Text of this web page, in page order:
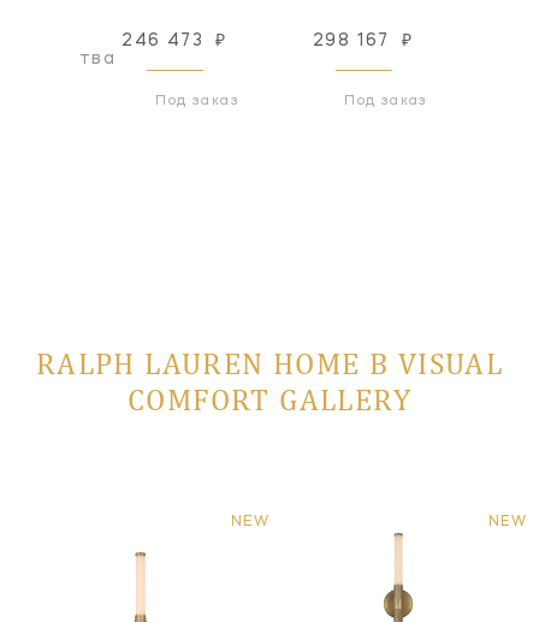
246 473 ₽
Под заказ
298 167 ₽
Под заказ
RALPH LAUREN HOME В VISUAL
COMFORT GALLERY
NEW NEW